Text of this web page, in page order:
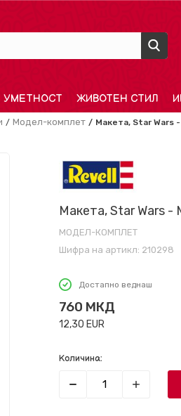
УМЕТНОСТ ЖИВОТЕН СТИЛ
Модел-комплет Макета, Star Wars
Макета, Star Wars -
МОДЕЛ-КОМПЛЕТ
Шифра на артикл: 210298
Достапно веднаш
760 МКД
12,30 EUR
Количина: